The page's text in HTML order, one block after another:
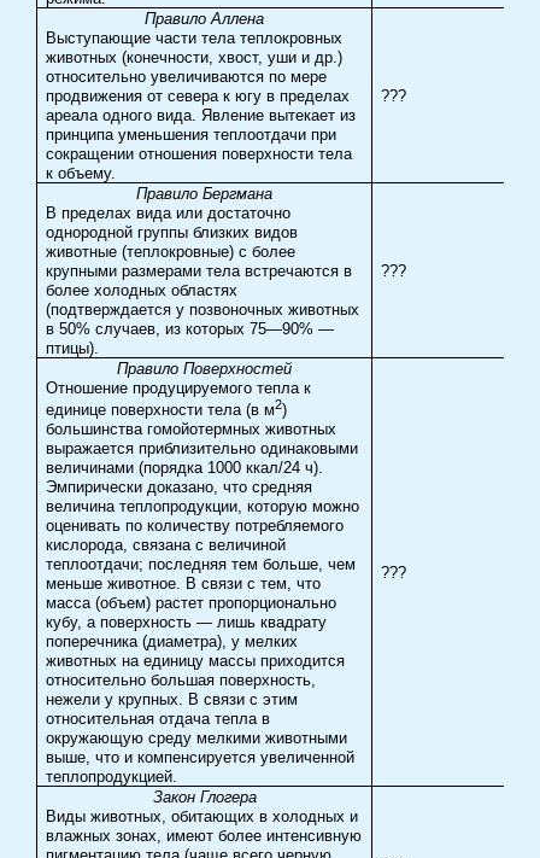
Правило Аллена
Выступающие части тела теплокровных
животных (конечности, хвост, уши и др.)
относительно увеличиваются по мере
продвижения от севера к югу в пределах
ареала одного вида. Явление вытекает из
принципа уменьшения теплоотдачи при
сокращении отношения поверхности тела
к объему.
???
Правило Бергмана
В пределах вида или достаточно
однородной группы близких видов
животные (теплокровные) с более
крупными размерами тела встречаются в
более холодных областях
(подтверждается у позвоночных животных
в 50% случаев, из которых 75—90% —
птицы).
???
Правило Поверхностей
Отношение продуцируемого тепла к
единице поверхности тела (в м2)
большинства гомойотермных животных
выражается приблизительно одинаковыми
величинами (порядка 1000 ккал/24 ч).
Эмпирически доказано, что средняя
величина теплопродукции, которую можно
оценивать по количеству потребляемого
кислорода, связана с величиной
теплоотдачи; последняя тем больше, чем
меньше животное. В связи с тем, что
масса (объем) растет пропорционально
кубу, а поверхность — лишь квадрату
поперечника (диаметра), у мелких
животных на единицу массы приходится
относительно большая поверхность,
нежели у крупных. В связи с этим
относительная отдача тепла в
окружающую среду мелкими животными
выше, что и компенсируется увеличенной
теплопродукцией.
???
Закон Глогера
Виды животных, обитающих в холодных и
влажных зонах, имеют более интенсивную